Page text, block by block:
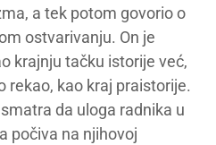
a tek potom govorio o
ostvarivanju. On je
krajnju tačku istorije već,
rekao, kao kraj praistorije.
da uloga radnika u
počiva na njihovoj